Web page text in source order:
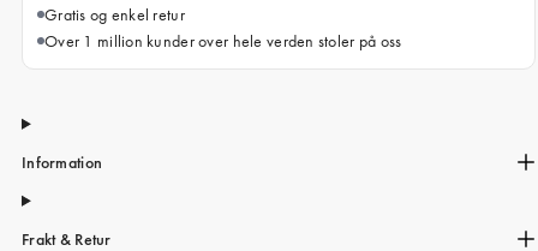
Gratis og enkel retur
Over 1 million kunder over hele verden stoler på oss
Information
Frakt & Retur